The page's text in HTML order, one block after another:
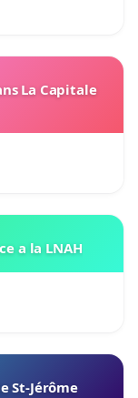
La Capitale
a la LNAH
St-Jérôme